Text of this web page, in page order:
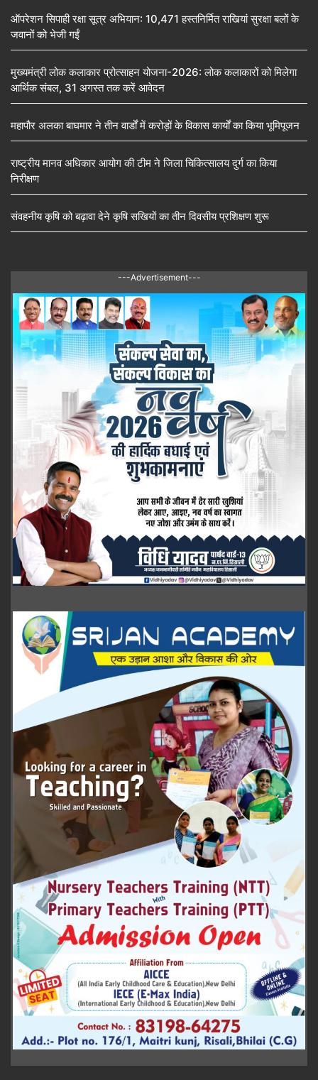
ऑपरेशन सिपाही रक्षा सूत्र अभियान: 10,471 हस्तनिर्मित राखियां सुरक्षा बलों के
जवानों को भेजी गईं
मुख्यमंत्री लोक कलाकार प्रोत्साहन योजना-2026: लोक कलाकारों को मिलेगा
आर्थिक संबल, 31 अगस्त तक करें आवेदन
महापौर अलका बाघमार ने तीन वार्डों में करोड़ों के विकास कार्यों का किया भूमिपूजन
राष्ट्रीय मानव अधिकार आयोग की टीम ने जिला चिकित्सालय दुर्ग का किया
निरीक्षण
संवहनीय कृषि को बढ़ावा देने कृषि सखियों का तीन दिवसीय प्रशिक्षण शुरू
---Advertisement---